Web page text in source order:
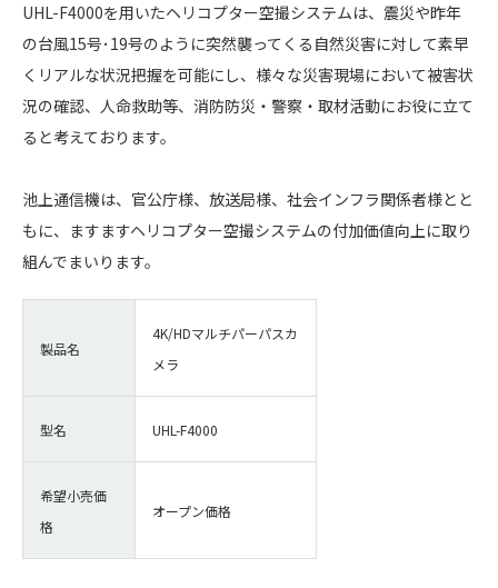
UHL-F4000を用いたヘリコプター空撮システムは、震災や昨年
の台風15号･19号のように突然襲ってくる自然災害に対して素早
くリアルな状況把握を可能にし、様々な災害現場において被害状
況の確認、人命救助等、消防防災・警察・取材活動にお役に立て
ると考えております。
池上通信機は、官公庁様、放送局様、社会インフラ関係者様とと
もに、ますますヘリコプター空撮システムの付加価値向上に取り
組んでまいります。
製品名
4K/HDマルチパーパスカ
メラ
型名 UHL-F4000
希望小売価
格
オープン価格